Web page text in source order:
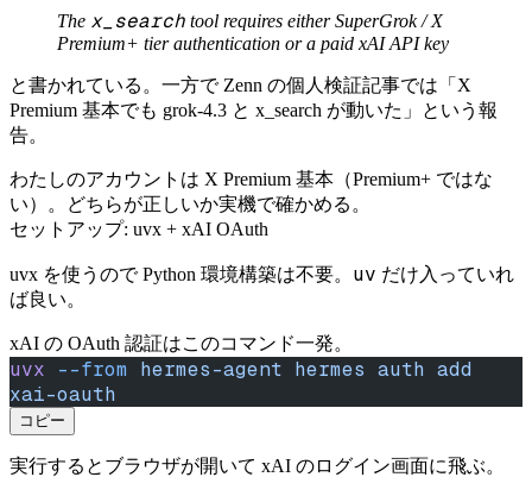
The x_search tool requires either SuperGrok / X
Premium+ tier authentication or a paid xAI API key
と書かれている。一方で Zenn の個人検証記事では「X
Premium 基本でも grok-4.3 と x_search が動いた」という報
告。
わたしのアカウントは X Premium 基本（Premium+ ではな
い）。どちらが正しいか実機で確かめる。
セットアップ: uvx + xAI OAuth
uvx を使うので Python 環境構築は不要。 uv だけ入っていれ
ば良い。
xAI の OAuth 認証はこのコマンド一発。
uvx --from hermes-agent hermes auth add
xai-oauth
コピー
実行するとブラウザが開いて xAI のログイン画面に飛ぶ。